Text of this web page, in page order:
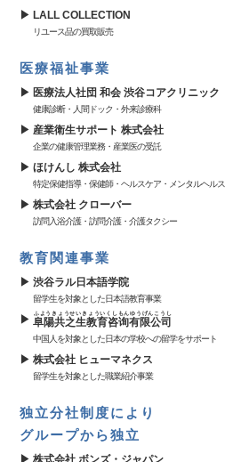
LALL COLLECTION
リユース品の買取販売
医療福祉事業
医療法人社団 和会 渋谷コアクリニック
健康診断・人間ドック・外来診療科
産業衛生サポート 株式会社
企業の健康管理業務・産業医の受託
ほけんし 株式会社
特定保健指導・保健師・ヘルスケア・メンタルヘルス
株式会社 クローバー
訪問入浴介護・訪問介護・介護タクシー
教育関連事業
渋谷ラル日本語学院
留学生を対象とした日本語教育事業
阜陽共之生教育咨询有限公司
ふようきょうせいきょういくしもんゆうげんこうし
中国人を対象とした日本の学校への留学をサポート
株式会社 ヒューマネクス
留学生を対象とした職業紹介事業
独立分社制度により
グループから独立
株式会社 ボンズ・ジャパン